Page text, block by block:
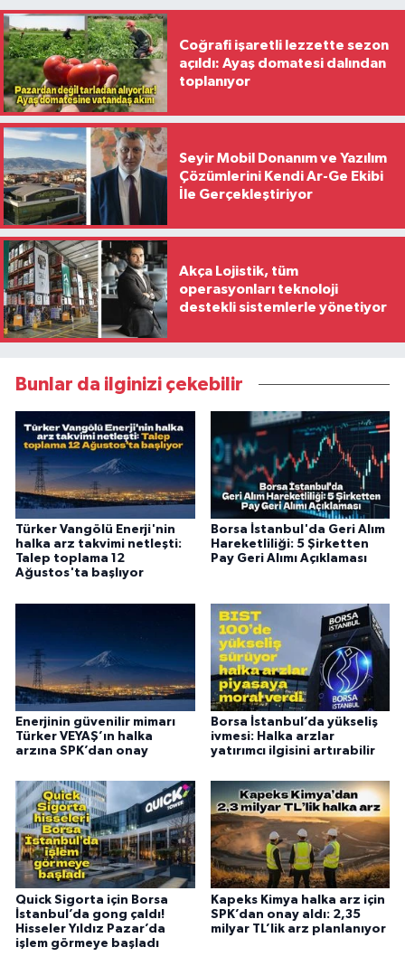
Coğrafi işaretli lezzette sezon
açıldı: Ayaş domatesi dalından
toplanıyor
Seyir Mobil Donanım ve Yazılım
Çözümlerini Kendi Ar-Ge Ekibi
İle Gerçekleştiriyor
Akça Lojistik, tüm
operasyonları teknoloji
destekli sistemlerle yönetiyor
Bunlar da ilginizi çekebilir
Türker Vangölü Enerji'nin
halka arz takvimi netleşti:
Talep toplama 12
Ağustos'ta başlıyor
Borsa İstanbul'da Geri Alım
Hareketliliği: 5 Şirketten
Pay Geri Alımı Açıklaması
Enerjinin güvenilir mimarı
Türker VEYAŞ’ın halka
arzına SPK’dan onay
Borsa İstanbul’da yükseliş
ivmesi: Halka arzlar
yatırımcı ilgisini artırabilir
Quick Sigorta için Borsa
İstanbul’da gong çaldı!
Hisseler Yıldız Pazar’da
işlem görmeye başladı
Kapeks Kimya halka arz için
SPK’dan onay aldı: 2,35
milyar TL’lik arz planlanıyor